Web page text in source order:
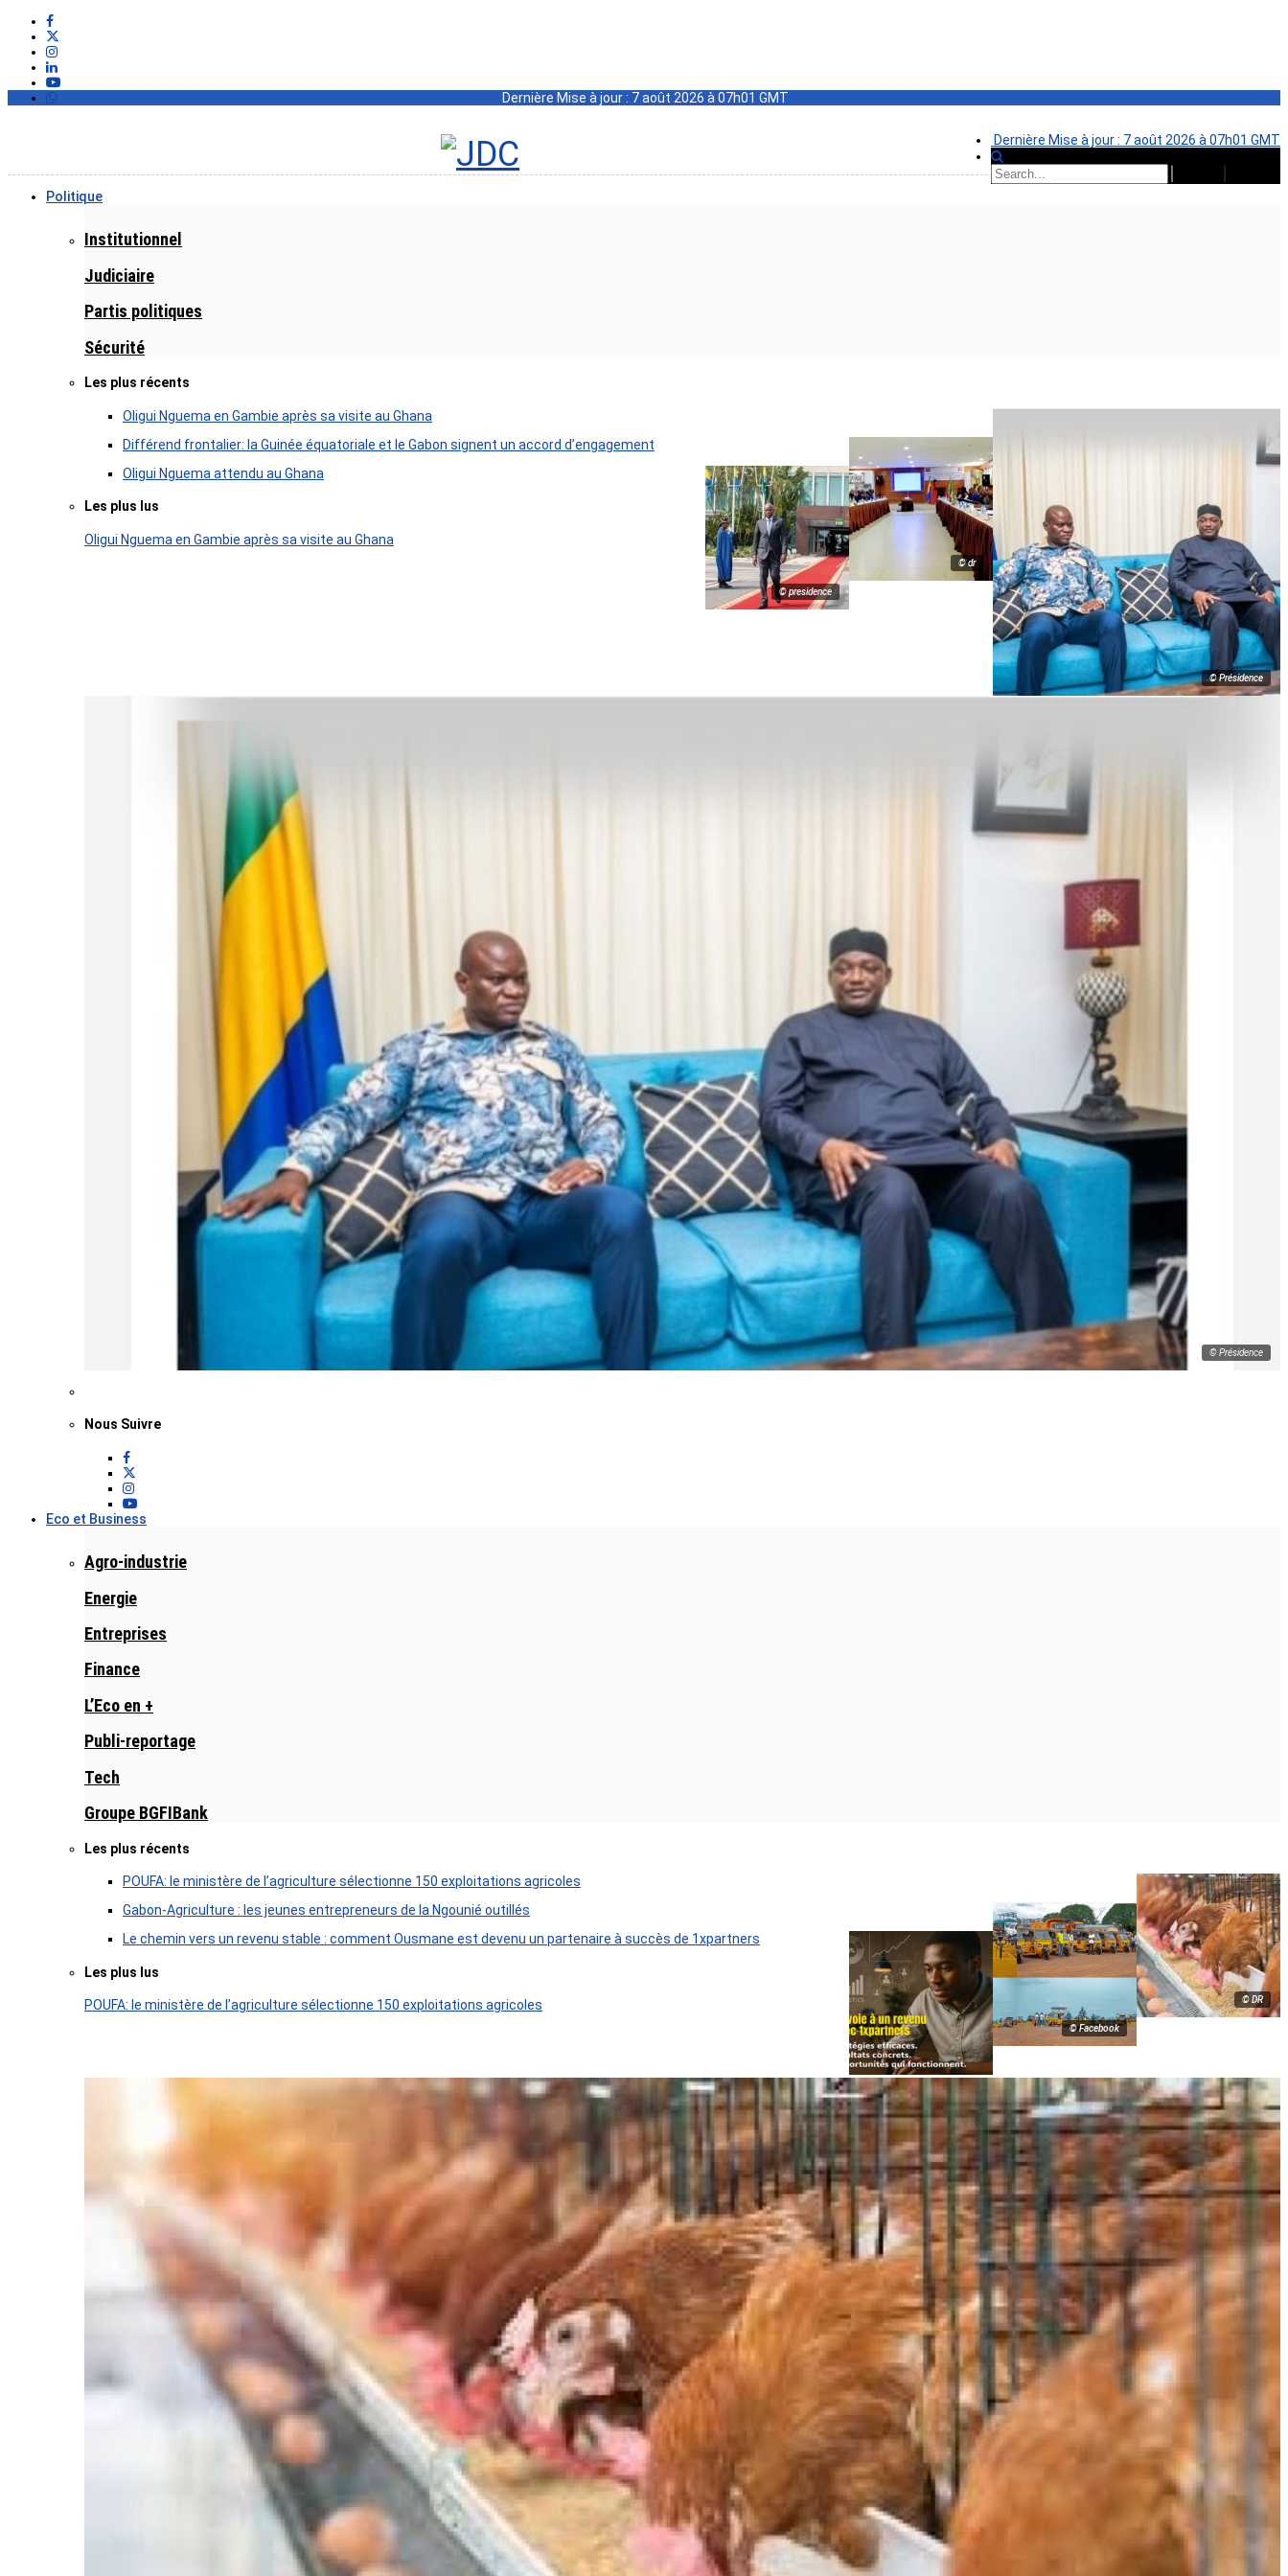
Dernière Mise à jour : 7 août 2026 à 07h01 GMT
Dernière Mise à jour : 7 août 2026 à 07h01 GMT
Politique
Institutionnel
Judiciaire
Partis politiques
Sécurité
Les plus récents
© Présidence
Oligui Nguema en Gambie après sa visite au Ghana
© dr
Différend frontalier: la Guinée équatoriale et le Gabon signent un accord d’engagement
© presidence
Oligui Nguema attendu au Ghana
Les plus lus
Oligui Nguema en Gambie après sa visite au Ghana
© Présidence
Nous Suivre
Eco et Business
Agro-industrie
Energie
Entreprises
Finance
L’Eco en +
Publi-reportage
Tech
Groupe BGFIBank
Les plus récents
© DR
POUFA: le ministère de l’agriculture sélectionne 150 exploitations agricoles
© Facebook
Gabon-Agriculture : les jeunes entrepreneurs de la Ngounié outillés
Le chemin vers un revenu stable : comment Ousmane est devenu un partenaire à succès de 1xpartners
Les plus lus
POUFA: le ministère de l’agriculture sélectionne 150 exploitations agricoles